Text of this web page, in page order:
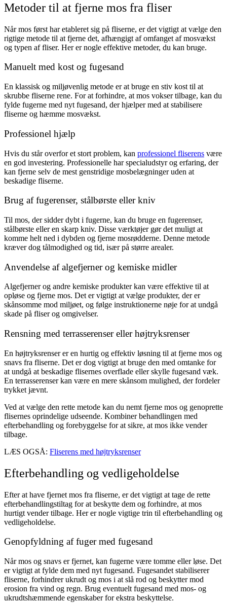
Metoder til at fjerne mos fra fliser
Når mos først har etableret sig på fliserne, er det vigtigt at vælge den
rigtige metode til at fjerne det, afhængigt af omfanget af mosvækst
og typen af fliser. Her er nogle effektive metoder, du kan bruge.
Manuelt med kost og fugesand
En klassisk og miljøvenlig metode er at bruge en stiv kost til at
skrubbe fliserne rene. For at forhindre, at mos vokser tilbage, kan du
fylde fugerne med nyt fugesand, der hjælper med at stabilisere
fliserne og hæmme mosvækst.
Professionel hjælp
Hvis du står overfor et stort problem, kan professionel fliserens være
en god investering. Professionelle har specialudstyr og erfaring, der
kan fjerne selv de mest genstridige mosbelægninger uden at
beskadige fliserne.
Brug af fugerenser, stålbørste eller kniv
Til mos, der sidder dybt i fugerne, kan du bruge en fugerenser,
stålbørste eller en skarp kniv. Disse værktøjer gør det muligt at
komme helt ned i dybden og fjerne mosrødderne. Denne metode
kræver dog tålmodighed og tid, især på større arealer.
Anvendelse af algefjerner og kemiske midler
Algefjerner og andre kemiske produkter kan være effektive til at
opløse og fjerne mos. Det er vigtigt at vælge produkter, der er
skånsomme mod miljøet, og følge instruktionerne nøje for at undgå
skade på fliser og omgivelser.
Rensning med terrasserenser eller højtryksrenser
En højtryksrenser er en hurtig og effektiv løsning til at fjerne mos og
snavs fra fliserne. Det er dog vigtigt at bruge den med omtanke for
at undgå at beskadige flisernes overflade eller skylle fugesand væk.
En terrasserenser kan være en mere skånsom mulighed, der fordeler
trykket jævnt.
Ved at vælge den rette metode kan du nemt fjerne mos og genoprette
flisernes oprindelige udseende. Kombiner behandlingen med
efterbehandling og forebyggelse for at sikre, at mos ikke vender
tilbage.
LÆS OGSÅ: Fliserens med højtryksrenser
Efterbehandling og vedligeholdelse
Efter at have fjernet mos fra fliserne, er det vigtigt at tage de rette
efterbehandlingstiltag for at beskytte dem og forhindre, at mos
hurtigt vender tilbage. Her er nogle vigtige trin til efterbehandling og
vedligeholdelse.
Genopfyldning af fuger med fugesand
Når mos og snavs er fjernet, kan fugerne være tomme eller løse. Det
er vigtigt at fylde dem med nyt fugesand. Fugesandet stabiliserer
fliserne, forhindrer ukrudt og mos i at slå rod og beskytter mod
erosion fra vind og regn. Brug eventuelt fugesand med mos- og
ukrudtshæmmende egenskaber for ekstra beskyttelse.